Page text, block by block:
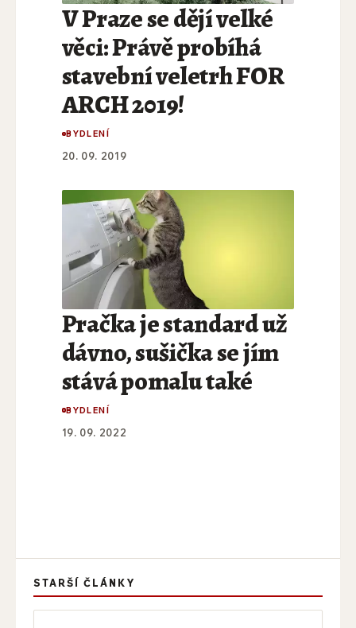
V Praze se dějí velké
věci: Právě probíhá
stavební veletrh FOR
ARCH 2019!
BYDLENÍ
20. 09. 2019
Pračka je standard už
dávno, sušička se jím
stává pomalu také
BYDLENÍ
19. 09. 2022
STARŠÍ ČLÁNKY